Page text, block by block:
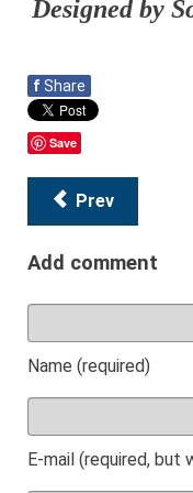
Designed by
f Share
Save
Prev
Add comment
Name (required)
E-mail (required, but